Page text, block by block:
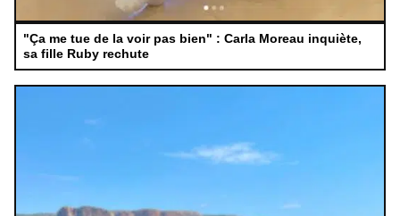
"Ça me tue de la voir pas bien" : Carla Moreau inquiète,
sa fille Ruby rechute